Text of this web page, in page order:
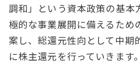
調和」という資本政策の基本
極的な事業展開に備えるため
案し、総還元性向として中期
に株主還元を行っていきます。